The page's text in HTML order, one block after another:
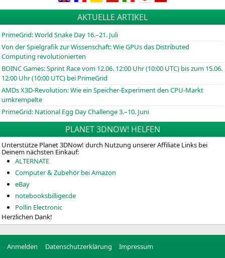
AKTUELLE ARTIKEL
PrimeGrid: World Snake Day 16.–21. Juli
Von der Spielgrafik zur Wissenschaft: Wie GPUs das Distributed
Computing revolutionierten
BOINCGames: Sprint Race vom 12.06. 12:00 Uhr (10:00 UTC) bis zum 15.06.
12:00 Uhr (10:00 UTC) bei PrimeGrid
AMDs X3D-Revolution: Wie ein Speicher-Experiment den CPU-Markt
umkrempelte
PrimeGrid: National Egg Day Challenge 3.–10. Juni
PLANET 3DNOW! HELFEN
Unterstütze Planet 3DNow! durch Nutzung unserer Affiliate Links bei
Deinem nächsten Einkauf:
ALTERNATE
Computer & Zubehör bei Amazon
eBay
notebooksbilliger.de
Pollin Electronic
Herzlichen Dank!
Anmelden Datenschutzerklärung Impressum